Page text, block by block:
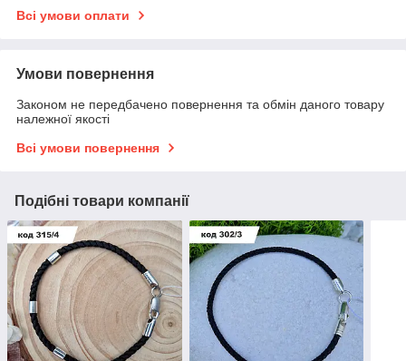
Всі умови оплати
Умови повернення
Законом не передбачено повернення та обмін даного товару
належної якості
Всі умови повернення
Подібні товари компанії